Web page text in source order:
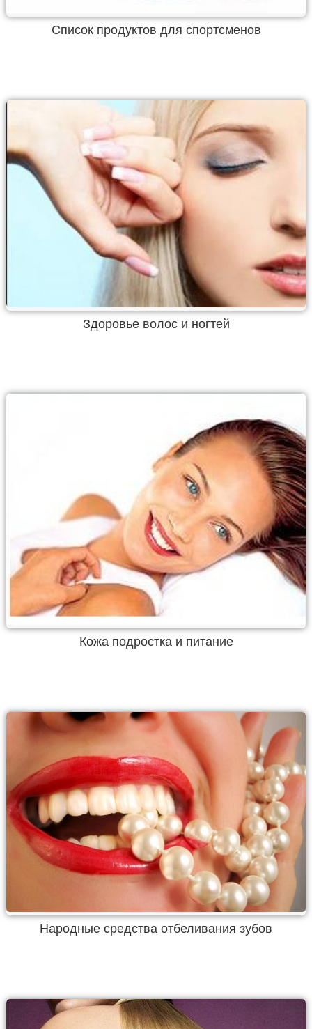
Список продуктов для спортсменов
Здоровье волос и ногтей
Кожа подростка и питание
Народные средства отбеливания зубов